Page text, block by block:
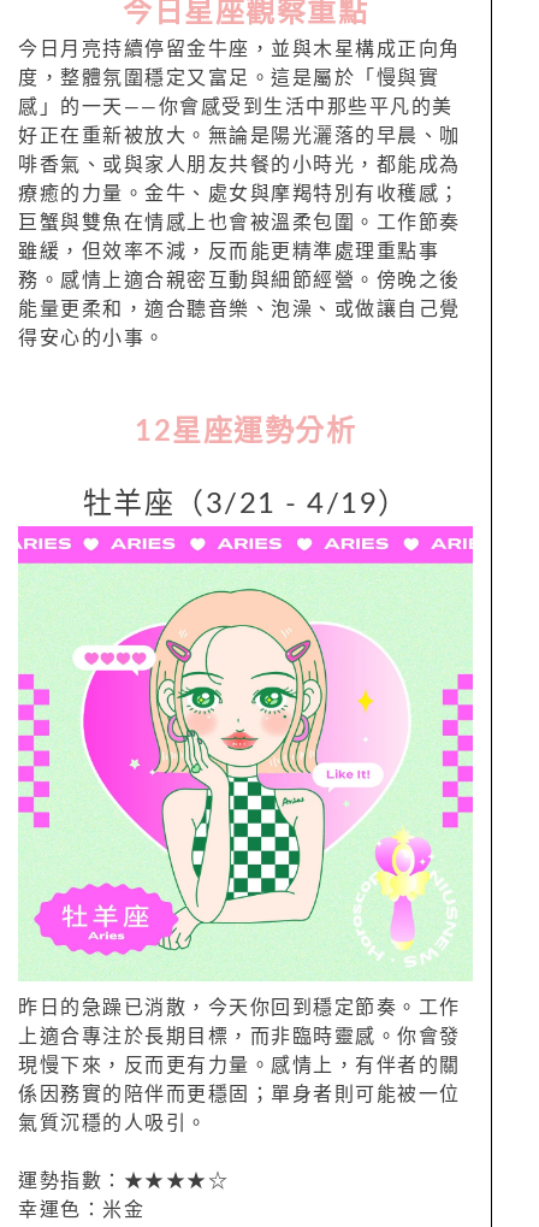
今日星座觀察重點
今日月亮持續停留金牛座，並與木星構成正向角
度，整體氛圍穩定又富足。這是屬於「慢與實
感」的一天——你會感受到生活中那些平凡的美
好正在重新被放大。無論是陽光灑落的早晨、咖
啡香氣、或與家人朋友共餐的小時光，都能成為
療癒的力量。金牛、處女與摩羯特別有收穫感；
巨蟹與雙魚在情感上也會被溫柔包圍。工作節奏
雖緩，但效率不減，反而能更精準處理重點事
務。感情上適合親密互動與細節經營。傍晚之後
能量更柔和，適合聽音樂、泡澡、或做讓自己覺
得安心的小事。
12星座運勢分析
牡羊座（3/21 - 4/19）
昨日的急躁已消散，今天你回到穩定節奏。工作
上適合專注於長期目標，而非臨時靈感。你會發
現慢下來，反而更有力量。感情上，有伴者的關
係因務實的陪伴而更穩固；單身者則可能被一位
氣質沉穩的人吸引。
運勢指數：★★★★☆
幸運色：米金